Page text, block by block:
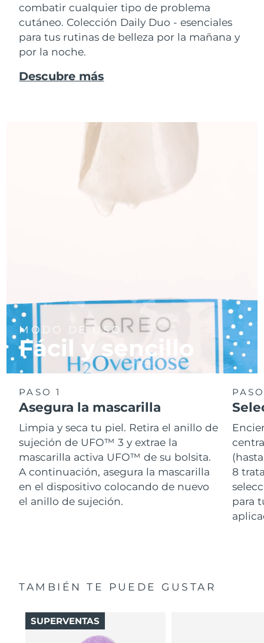
combatir cualquier tipo de problema
cutáneo. Colección Daily Duo - esenciales
para tus rutinas de belleza por la mañana y
por la noche.
Descubre más
MODO DE USO
Fácil y sencillo
PASO 1
Asegura la mascarilla
Limpia y seca tu piel. Retira el anillo de
sujeción de UFO™ 3 y extrae la
mascarilla activa UFO™ de su bolsita.
A continuación, asegura la mascarilla
en el dispositivo colocando de nuevo
el anillo de sujeción.
8
para
TAMBIÉN TE PUEDE GUSTAR
SUPERVENTAS